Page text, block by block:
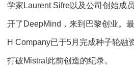
学家Laurent Sifre以及公司创始成
开了DeepMind，来到巴黎创业。
H Company已于5月完成种子轮
打破Mistral此前创造的纪录。